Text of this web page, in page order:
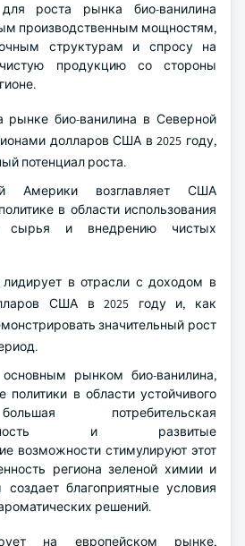
роста рынка био-ванилина
производственным мощностям,
структурам и спросу на
продукцию со стороны
био-ванилина в Северной
долларов США в 2025 году,
потенциал роста.
Америки возглавляет США
в области использования
сырья и внедрению чистых
в отрасли с доходом в
США в 2025 году и, как
значительный рост
основным рынком био-ванилина,
политики в области устойчивого
потребительская
и развитые
возможности стимулируют этот
региона зеленой химии и
благоприятные условия
решений.
на европейском рынке,